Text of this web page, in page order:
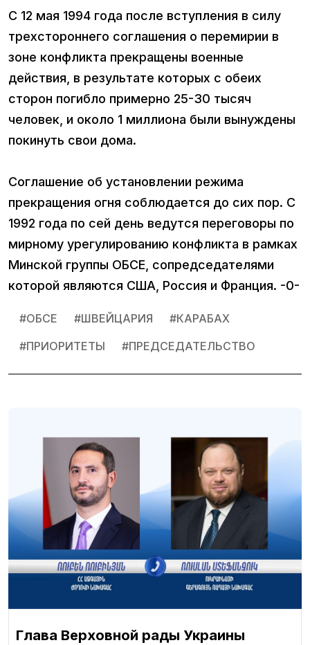
С 12 мая 1994 года после вступления в силу
трехстороннего соглашения о перемирии в
зоне конфликта прекращены военные
действия, в результате которых с обеих
сторон погибло примерно 25-30 тысяч
человек, и около 1 миллиона были вынуждены
покинуть свои дома.
Соглашение об установлении режима
прекращения огня соблюдается до сих пор. С
1992 года по сей день ведутся переговоры по
мирному урегулированию конфликта в рамках
Минской группы ОБСЕ, сопредседателями
которой являются США, Россия и Франция. -0-
#ОБСЕ #ШВЕЙЦАРИЯ #КАРАБАХ
#ПРИОРИТЕТЫ #ПРЕДСЕДАТЕЛЬСТВО
Глава Верховной рады Украины